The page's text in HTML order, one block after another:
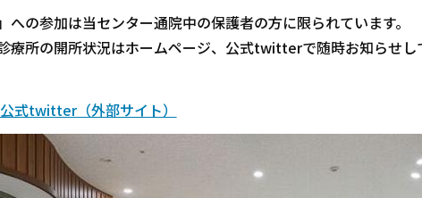
の参加は当センター通院中の保護者の方に限られています。
療所の開所状況はホームページ、公式twitterで随時お知らせし
式twitter（外部サイト）